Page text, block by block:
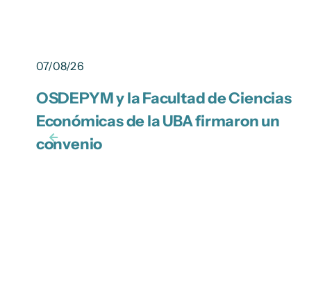
07/08/26
OSDEPYM y la Facultad de Ciencias
Económicas de la UBA firmaron un
convenio